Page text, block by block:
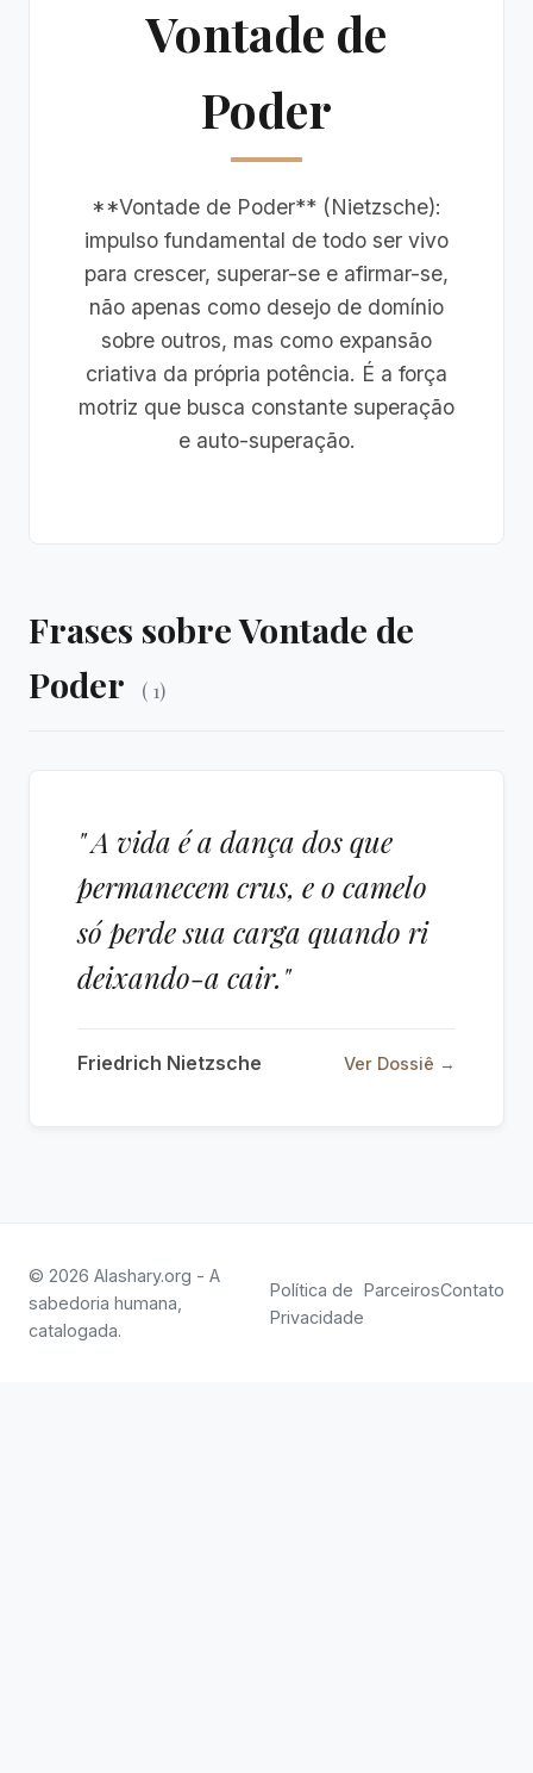
Vontade de
Poder
**Vontade de Poder** (Nietzsche):
impulso fundamental de todo ser vivo
para crescer, superar-se e afirmar-se,
não apenas como desejo de domínio
sobre outros, mas como expansão
criativa da própria potência. É a força
motriz que busca constante superação
e auto-superação.
Frases sobre Vontade de
Poder
( 1)
" A vida é a dança dos que
permanecem crus, e o camelo
só perde sua carga quando ri
deixando-a cair."
Friedrich Nietzsche Ver Dossiê →
© 2026 Alashary.org - A
sabedoria humana,
catalogada.
Política de
Privacidade
ParceirosContato